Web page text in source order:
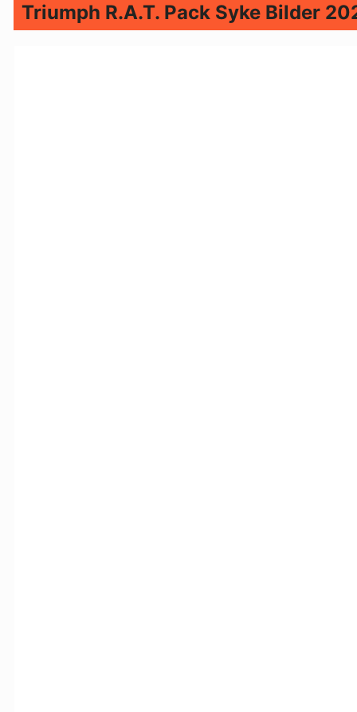
Triumph R.A.T. Pack Syke Bilder